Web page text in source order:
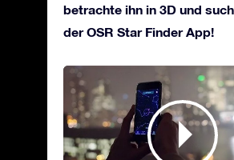
betrachte ihn in 3D und
der OSR Star Finder App!